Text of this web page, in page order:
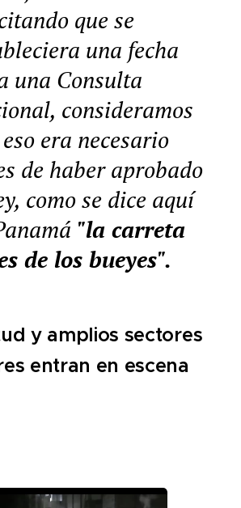
que se
una fecha
una Consulta
consideramos
era necesario
de haber aprobado
como se dice aquí
"la carreta
de los bueyes".
y amplios sectores
entran en escena